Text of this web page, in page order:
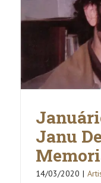
Janu
14/03/2020 |